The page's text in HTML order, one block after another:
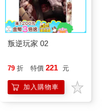
結果是「最終錄取」，在
落淚。
要是有人問我，要怎麼在
「因為我對這個結果很有
來。」就算沒人要聽我說，
本人」聽得到。因此，絕對
叛逆玩家 02
79 折 特價 221 元
加入購物車